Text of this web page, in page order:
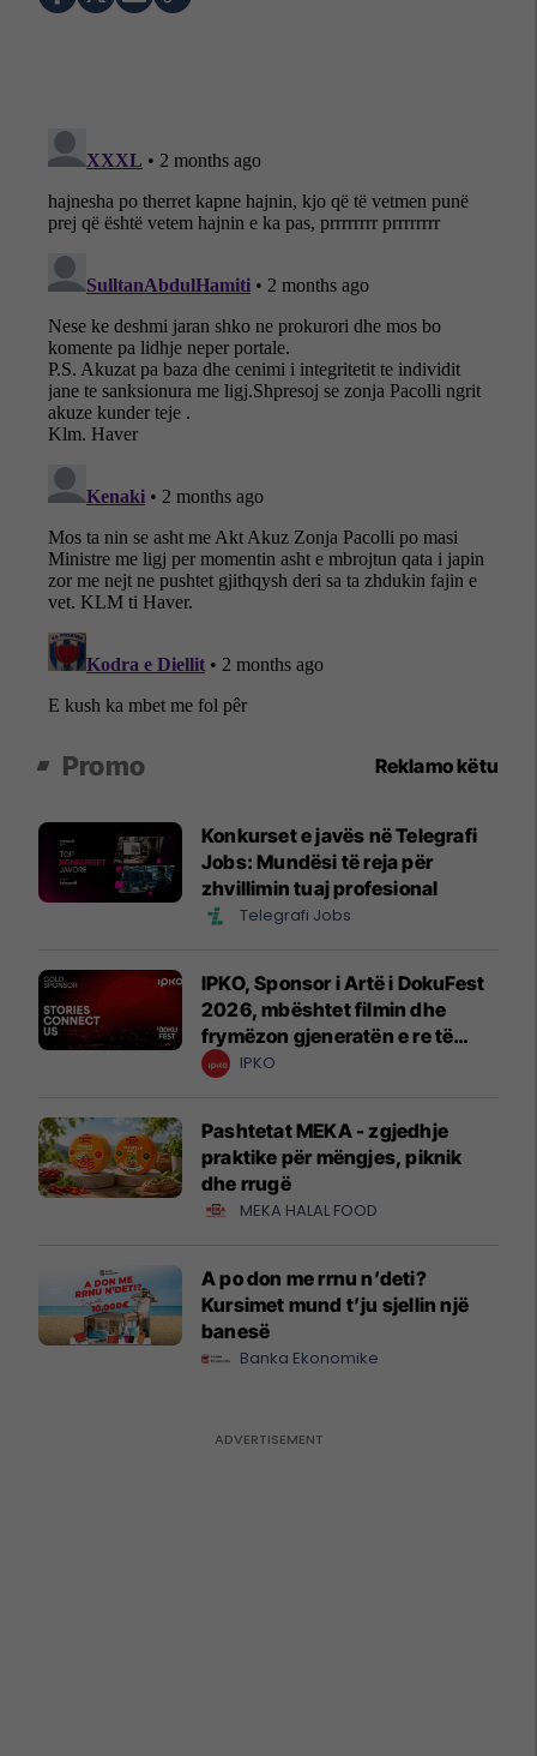
Promo Reklamo këtu
Konkurset e javës në Telegrafi
Jobs: Mundësi të reja për
zhvillimin tuaj profesional
Telegrafi Jobs
IPKO, Sponsor i Artë i DokuFest
2026, mbështet filmin dhe
frymëzon gjeneratën e re të
krijuesve
IPKO
Pashtetat MEKA - zgjedhje
praktike për mëngjes, piknik
dhe rrugë
MEKA HALAL FOOD
A po don me rrnu n’deti?
Kursimet mund t’ju sjellin një
banesë
Banka Ekonomike